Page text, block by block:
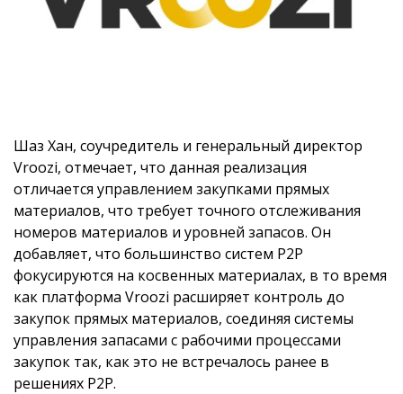
Шаз Хан, соучредитель и генеральный директор
Vroozi, отмечает, что данная реализация
отличается управлением закупками прямых
материалов, что требует точного отслеживания
номеров материалов и уровней запасов. Он
добавляет, что большинство систем P2P
фокусируются на косвенных материалах, в то время
как платформа Vroozi расширяет контроль до
закупок прямых материалов, соединяя системы
управления запасами с рабочими процессами
закупок так, как это не встречалось ранее в
решениях P2P.